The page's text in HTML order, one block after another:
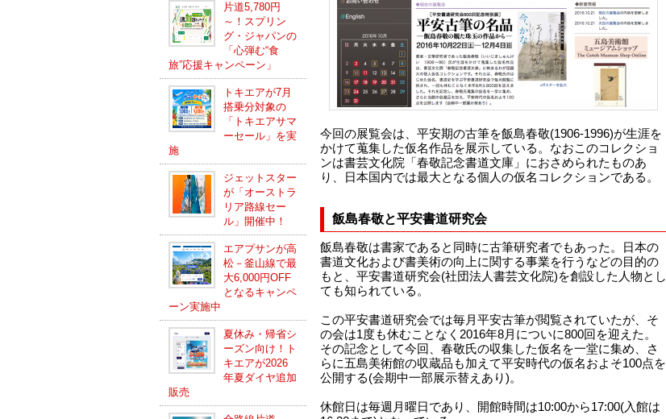
片道5,780円
～！スプリン
グ・ジャパンの
「心弾む“食
旅”応援キャンペーン」
トキエアが7月
搭乗分対象の
「トキエアサマ
ーセール」を実
施
ジェットスター
が「オーストラ
リア路線セー
ル」開催中！
エアプサンが高
松－釜山線で最
大6,000円OFF
となるキャンペ
ーン実施中
夏休み・帰省シ
ーズン向け！ト
キエアが2026
年夏ダイヤ追加
販売
今回の展覧会は、平安期の古筆を飯島春敬(1906-1996)が生涯を
かけて蒐集した仮名作品を展示している。なおこのコレクショ
ンは書芸文化院「春敬記念書道文庫」におさめられたものあ
り、日本国内では最大となる個人の仮名コレクションである。
飯島春敬と平安書道研究会
飯島春敬は書家であると同時に古筆研究者でもあった。日本の
書道文化および書美術の向上に関する事業を行うなどの目的の
もと、平安書道研究会(社団法人書芸文化院)を創設した人物とし
ても知られている。
この平安書道研究会では毎月平安古筆が閲覧されていたが、そ
の会は1度も休むことなく2016年8月についに800回を迎えた。
その記念として今回、春敬氏の収集した仮名を一堂に集め、さ
らに五島美術館の収蔵品も加えて平安時代の仮名およそ100点を
公開する(会期中一部展示替えあり)。
休館日は毎週月曜日であり、開館時間は10:00から17:00(入館は